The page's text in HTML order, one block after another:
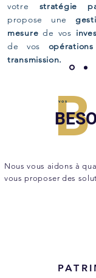
votre stratégie
propose une
mesure de vos
de vos
transmission.
B
vos
Nous vous aidons à
vous proposer des